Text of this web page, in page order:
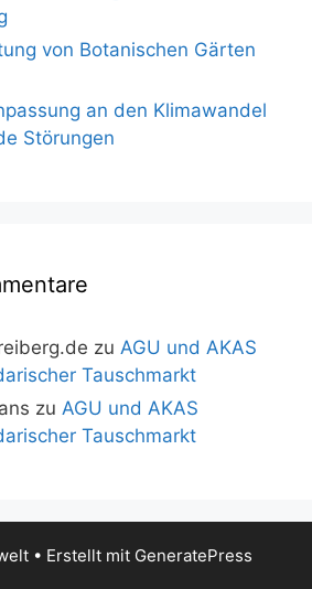
von Botanischen Gärten
an den Klimawandel
Störungen
zu AGU und AKAS
Tauschmarkt
zu AGU und AKAS
Tauschmarkt
• Erstellt mit GeneratePress